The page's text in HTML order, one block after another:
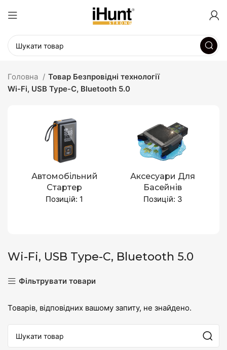
Головна
Товар Безпровідні технології
Wi-Fi, USB Type-C, Bluetooth 5.0
Автомобільний
Стартер
Позицій: 1
Аксесуари Для
Басейнів
Позицій: 3
Wi-Fi, USB Type-C, Bluetooth 5.0
Фільтрувати товари
Товарів, відповідних вашому запиту, не знайдено.